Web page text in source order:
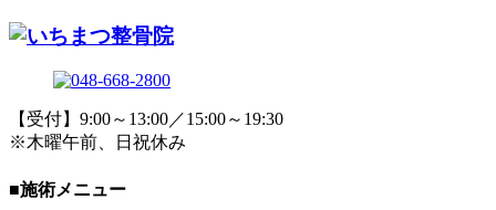
【受付】9:00～13:00／15:00～19:30
※木曜午前、日祝休み
■施術メニュー